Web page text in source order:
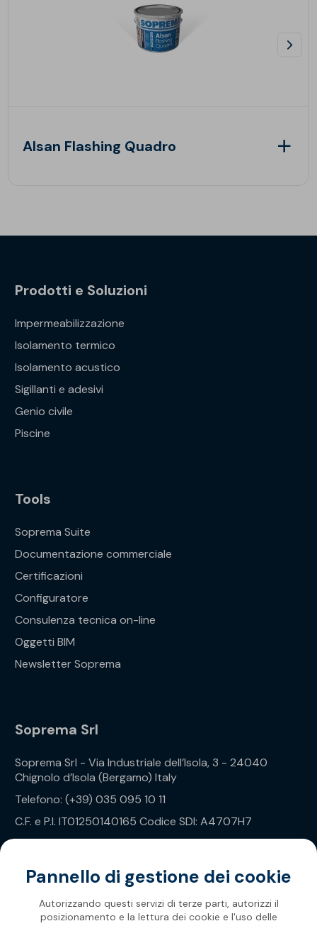
Alsan Flashing Quadro
Prodotti e Soluzioni
Impermeabilizzazione
Isolamento termico
Isolamento acustico
Sigillanti e adesivi
Genio civile
Piscine
Tools
Soprema Suite
Documentazione commerciale
Certificazioni
Configuratore
Consulenza tecnica on-line
Oggetti BIM
Newsletter Soprema
Soprema Srl
Soprema Srl - Via Industriale dell’Isola, 3 - 24040
Chignolo d’Isola (Bergamo) Italy
Telefono: (+39) 035 095 10 11
C.F. e P.I. IT01250140165 Codice SDI: A4707H7
Privacy Policy
Pannello di gestione dei cookie
Autorizzando questi servizi di terze parti, autorizzi il
posizionamento e la lettura dei cookie e l'uso delle